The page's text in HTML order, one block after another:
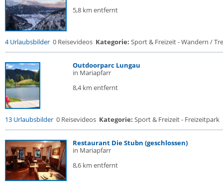
5,8 km entfernt
4 Urlaubsbilder 0 Reisevideos Kategorie: Sport & Freizeit - Wandern /
Outdoorparc Lungau
in Mariapfarr
8,4 km entfernt
13 Urlaubsbilder 0 Reisevideos Kategorie: Sport & Freizeit - Freizeitpark
Restaurant Die Stubn (geschlossen)
in Mariapfarr
8,6 km entfernt